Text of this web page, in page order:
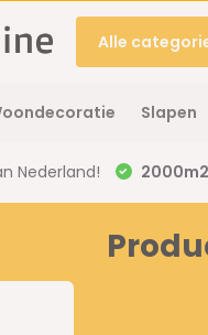
Alle
Slapen
Nederland! 2000m2